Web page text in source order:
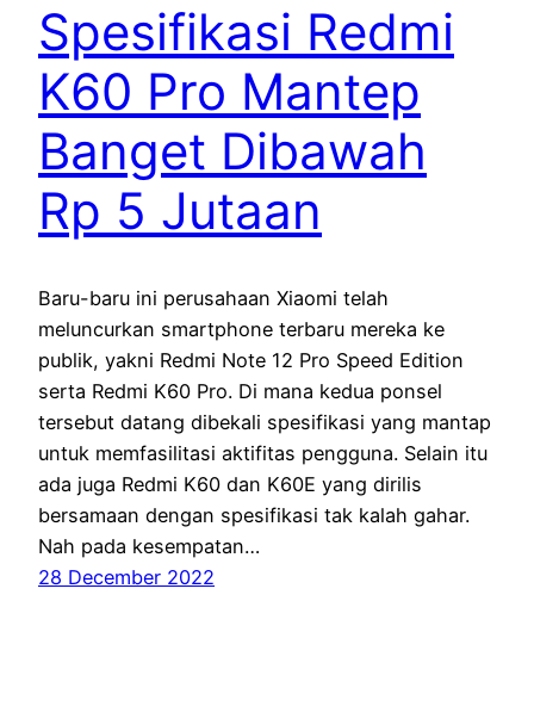
Spesifikasi Redmi
K60 Pro Mantep
Banget Dibawah
Rp 5 Jutaan
Baru-baru ini perusahaan Xiaomi telah
meluncurkan smartphone terbaru mereka ke
publik, yakni Redmi Note 12 Pro Speed Edition
serta Redmi K60 Pro. Di mana kedua ponsel
tersebut datang dibekali spesifikasi yang mantap
untuk memfasilitasi aktifitas pengguna. Selain itu
ada juga Redmi K60 dan K60E yang dirilis
bersamaan dengan spesifikasi tak kalah gahar.
Nah pada kesempatan…
28 December 2022